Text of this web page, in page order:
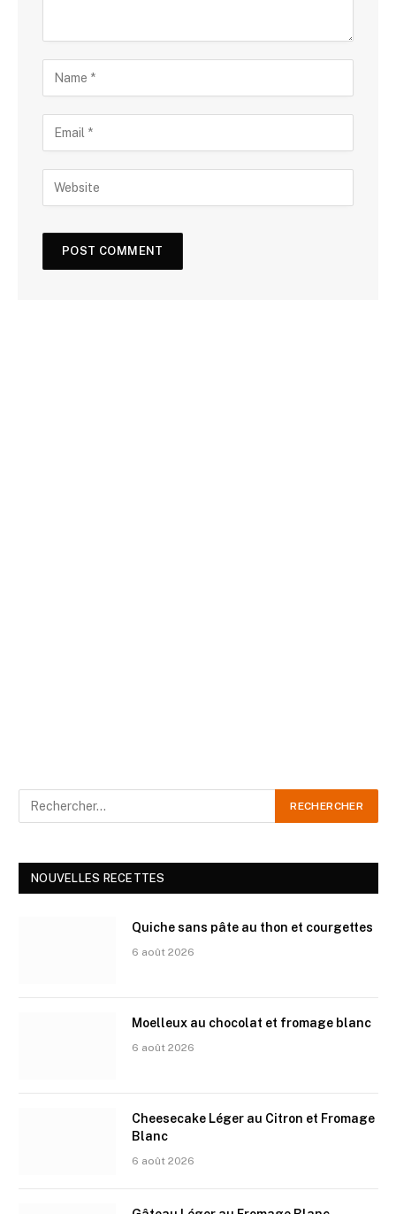
NOUVELLES RECETTES
Quiche sans pâte au thon et courgettes
6 août 2026
Moelleux au chocolat et fromage blanc
6 août 2026
Cheesecake Léger au Citron et Fromage
Blanc
6 août 2026